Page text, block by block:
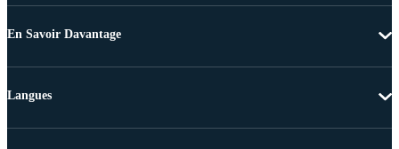
En Savoir Davantage
Langues